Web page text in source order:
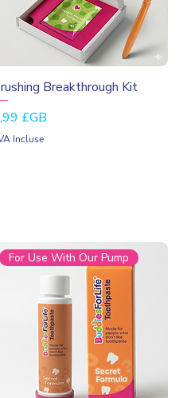
Aperçu rapide
Breakthrough Kit
£GB
Incluse
For Use With Our Pump